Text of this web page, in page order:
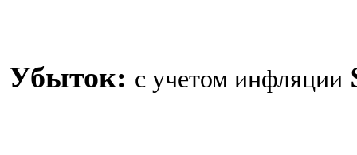
Убыток: с учетом инфляции